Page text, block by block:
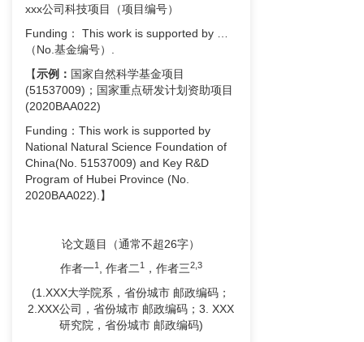
xxx公司科技项目（项目编号）
Funding： This work is supported by …
（No.基金编号）.
【示例： 国家自然科学基金项目
(51537009)；国家重点研发计划资助项目
(2020BAA022)
Funding：This work is supported by
National Natural Science Foundation of
China(No. 51537009) and Key R&D
Program of Hubei Province (No.
2020BAA022).】
论文题目（通常不超26字）
作者一1, 作者二 1，作者三2,3
(1.XXX大学院系，省份城市 邮政编码；
2.XXX公司，省份城市 邮政编码；3. XXX
研究院，省份城市 邮政编码)